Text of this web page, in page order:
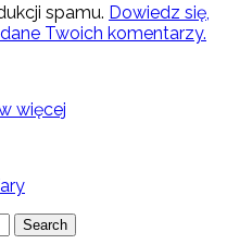
spamu. Dowiedz się,
Twoich komentarzy.
więcej
Search